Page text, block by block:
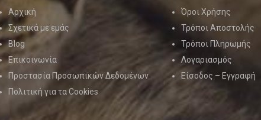
Αρχική
Σχετικά με εμάς
Blog
Επικοινωνία
Προστασία Προσωπικών Δεδομένων
Πολιτική για τα Cookies
Όροι Χρήσης
Τρόποι Αποστολής
Τρόποι Πληρωμής
Λογαριασμός
Είσοδος – Εγγραφή